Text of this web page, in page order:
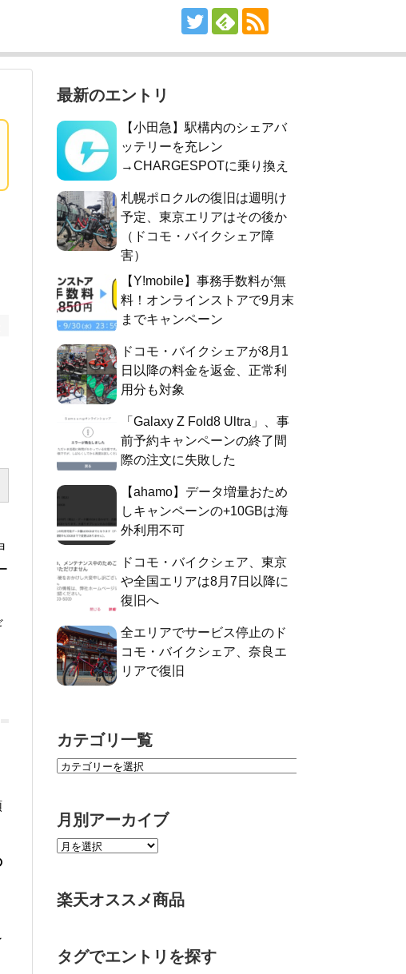
最新のエントリ
【小田急】駅構内のシェアバ
ッテリーを充レン
→CHARGESPOTに乗り換え
札幌ポロクルの復旧は週明け
予定、東京エリアはその後か
（ドコモ・バイクシェア障
害）
【Y!mobile】事務手数料が無
料！オンラインストアで9月末
までキャンペーン
ドコモ・バイクシェアが8月1
日以降の料金を返金、正常利
用分も対象
「Galaxy Z Fold8 Ultra」、事
前予約キャンペーンの終了間
際の注文に失敗した
【ahamo】データ増量おため
しキャンペーンの+10GBは海
外利用不可
ドコモ・バイクシェア、東京
や全国エリアは8月7日以降に
復旧へ
全エリアでサービス停止のド
コモ・バイクシェア、奈良エ
リアで復旧
カテゴリ一覧
月別アーカイブ
楽天オススメ商品
タグでエントリを探す